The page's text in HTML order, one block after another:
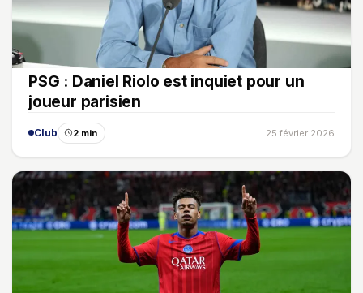
PSG : Daniel Riolo est inquiet pour un
joueur parisien
Club 2 min 25 février 2026